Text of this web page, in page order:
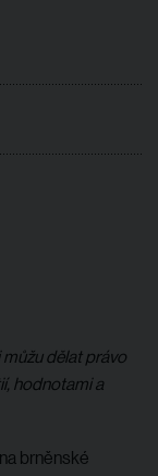
dělat právo
hodnotami a
brněnské